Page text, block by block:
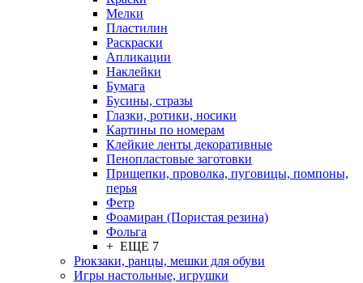
Мелки
Пластилин
Раскраски
Апликации
Наклейки
Бумага
Бусины, стразы
Глазки, ротики, носики
Картины по номерам
Клейкие ленты декоративные
Пенопластовые заготовки
Прищепки, проволка, пуговицы, помпоны,
перья
Фетр
Фоамиран (Пористая резина)
Фольга
+ ЕЩЕ 7
Рюкзаки, ранцы, мешки для обуви
Игры настольные, игрушки